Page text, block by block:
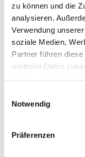
zu können und die
analysieren.
Verwendung
soziale Medien,
Partner führen
weiteren Daten
Notwendig
Präferenzen